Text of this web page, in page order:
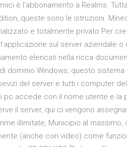
è l'abbonamento a Realms.
queste sono le istruzioni.
e totalmente privato Per
sul server aziendale
elencati nella ricca
dominio Windows, questo
del server e tutti i computer
pc accede con il nome utente e la
il server, qui ci vengono
illimitate, Municipio al massimo,
(anche con video) come